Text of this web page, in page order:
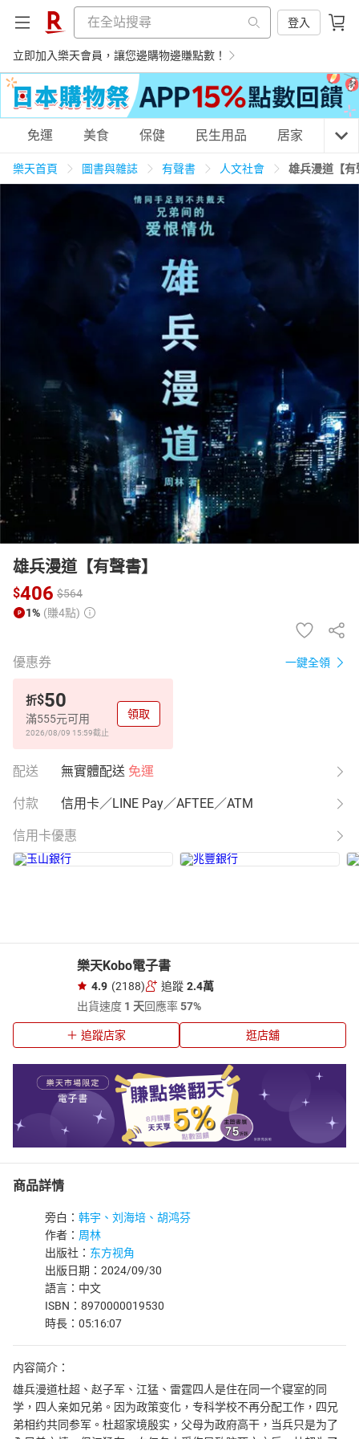
登入
立即加入樂天會員，讓您邊購物邊賺點數！
購物網分類
美食蛋糕 養生保健 民生用品
3C家電
情趣用品
電子/紙本書
免運 美食 保健 民生用品 居家 3C
樂天首頁 圖書與雜誌 有聲書 人文社會 雄兵漫道【有
雄兵漫道【有聲書】
$406 $564
1% (賺4點)
優惠券 一鍵全領
折$50
滿555元可用
2026/08/09 15:59截止
領取
配送 無實體配送 免運
付款 信用卡／LINE Pay／AFTEE／ATM
信用卡優惠
樂天Kobo電子書
4.9 (2188) 追蹤 2.4萬
出貨速度 1 天回應率57%
追蹤店家 逛店舖
商品詳情
旁白： 韩宇、刘海培、胡鸿芬
作者： 周林
出版社： 东方视角
出版日期：2024/09/30
語言：中文
ISBN：8970000019530
時長：05:16:07
内容简介：
雄兵漫道杜超、赵子军、江猛、雷霆四人是住在同一个寝室的同
学，四人亲如兄弟。因为政策变化，专科学校不再分配工作，四兄
弟相约共同参军。杜超家境殷实，父母为政府高干，当兵只是为了